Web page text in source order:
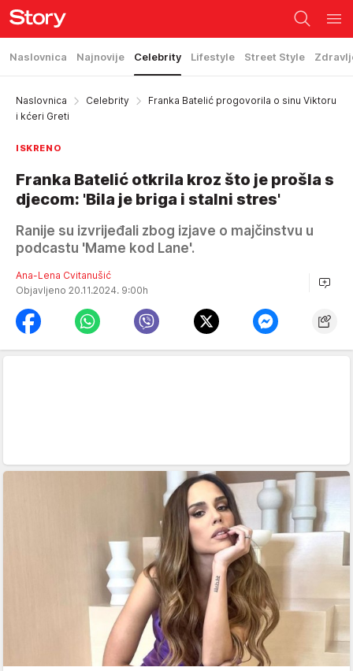
Naslovnica Najnovije Celebrity Lifestyle Street Style
Naslovnica Celebrity
Franka Batelić progovorila o sinu Viktoru
i kćeri Greti
ISKRENO
Franka Batelić otkrila kroz što je prošla s
djecom: 'Bila je briga i stalni stres'
Ranije su izvrijeđali zbog izjave o majčinstvu u
podcastu 'Mame kod Lane'.
Ana-Lena Cvitanušić
Objavljeno 20.11.2024. 9:00h